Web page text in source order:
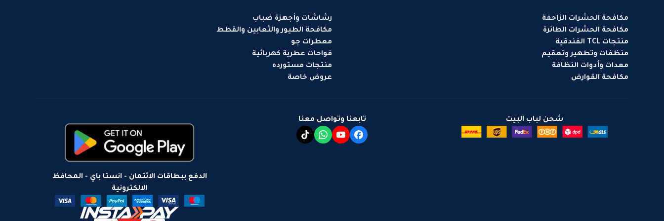
مكافحة الحشرات الزاحفة
مكافحة الحشرات الطائرة
منتجات TCL الفندقية
منظفات وتطهير وتعقيم
معدات وأدوات النظافة
مكافحة القوارض
رشاشات وأجهزة ضباب
مكافحة الطيور والثعابين والقطط
معطرات جو
فواحات عطرية كهربائية
منتجات مستورده
عروض خاصة
شحن لباب البيت تابعنا وتواصل معنا
الدفع ببطاقات الائتمان - انستا باي - المحافظ
الالكترونية